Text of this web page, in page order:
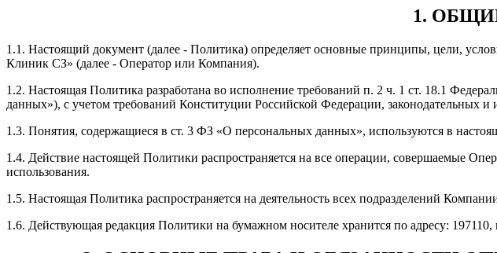
1.
1.1. Настоящий документ (далее - Политика) определяет основные принципы, цели,
Клиник СЗ» (далее - Оператор или Компания).
1.2. Настоящая Политика разработана во исполнение требований п. 2 ч. 1 ст. 18.1
данных»), с учетом требований Конституции Российской Федерации,
1.3. Понятия, содержащиеся в ст. 3 ФЗ «О персональных данных», используются в
1.4. Действие настоящей Политики распространяется на все операции, совершаемые
использования.
1.5. Настоящая Политика распространяется на деятельность всех подразделений
1.6. Действующая редакция Политики на бумажном носителе хранится по адресу: 197110,